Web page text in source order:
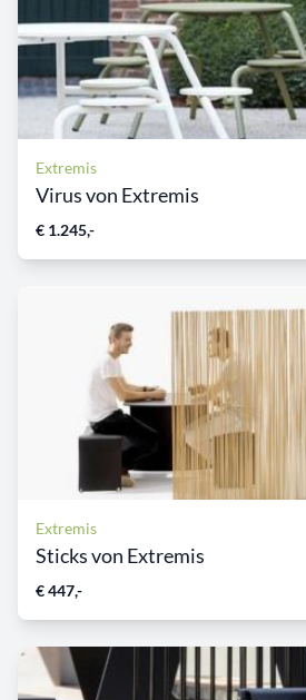
Extremis
Virus von Extremis
€ 1.245,-
Extremis
Sticks von Extremis
€ 447,-